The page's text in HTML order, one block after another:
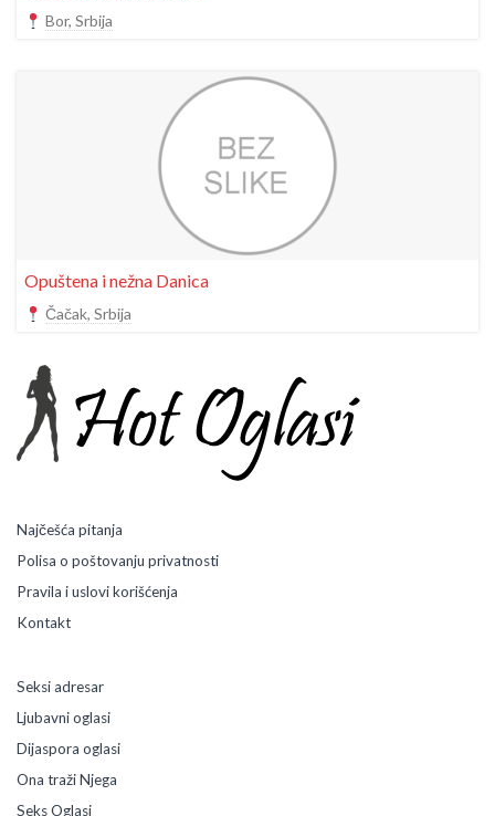
Bor, Srbija
Opuštena i nežna Danica
Čačak, Srbija
Najčešća pitanja
Polisa o poštovanju privatnosti
Pravila i uslovi korišćenja
Kontakt
Seksi adresar
Ljubavni oglasi
Dijaspora oglasi
Ona traži Njega
Seks Oglasi